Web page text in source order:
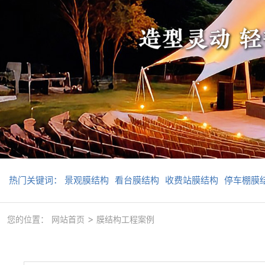
热门关键词： 景观膜结构 看台膜结构 收费站膜结构 停车棚膜
您的位置： 网站首页 > 膜结构工程案例